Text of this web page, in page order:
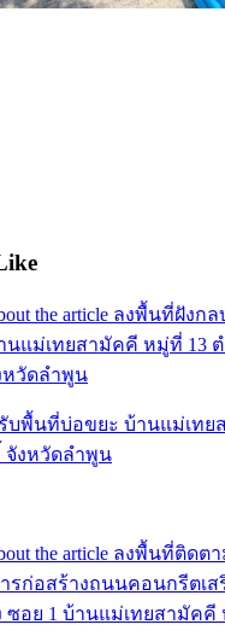
บพื้นที่บ่อขยะ บ้านแม่เทย
จังหวัดลำพูน